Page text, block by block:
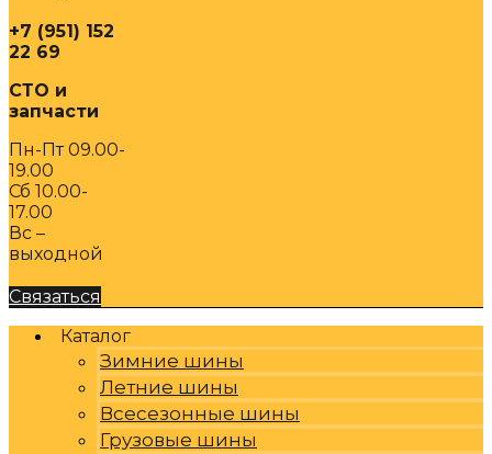
+7 (951) 152
22 69
СТО и
запчасти
Пн-Пт 09.00-
19.00
Сб 10.00-
17.00
Вс –
выходной
Связаться
Каталог
Зимние шины
Летние шины
Всесезонные шины
Грузовые шины